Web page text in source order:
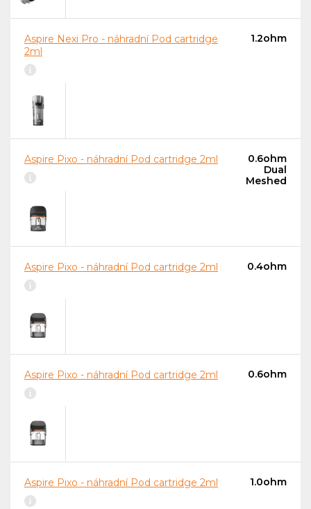
Aspire Nexi Pro - náhradní Pod cartridge
2ml
1.2ohm
Aspire Pixo - náhradní Pod cartridge 2ml
0.6ohm
Dual
Meshed
Aspire Pixo - náhradní Pod cartridge 2ml 0.4ohm
Aspire Pixo - náhradní Pod cartridge 2ml 0.6ohm
Aspire Pixo - náhradní Pod cartridge 2ml 1.0ohm